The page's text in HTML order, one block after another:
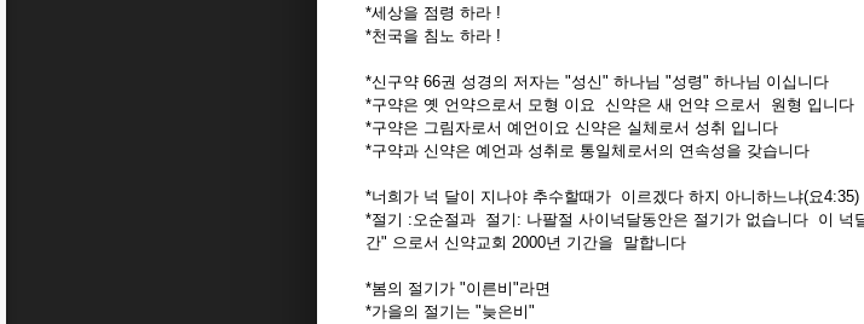
*세상을 점령 하라 !
*천국을 침노 하라 !
*신구약 66권 성경의 저자는 "성신" 하나님 "성령" 하나님 이십니다
*구약은 옛 언약으로서 모형 이요 신약은 새 언약 으로서 원형 입니다
*구약은 그림자로서 예언이요 신약은 실체로서 성취 입니다
*구약과 신약은 예언과 성취로 통일체로서의 연속성을 갖습니다
*너희가 넉 달이 지나야 추수할때가 이르겠다 하지 아니하느냐(요4:35)
*절기 :오순절과 절기: 나팔절 사이넉달동안은 절기가 없습니다 이 넉
간" 으로서 신약교회 2000년 기간을 말합니다
*봄의 절기가 "이른비"라면
*가을의 절기는 "늦은비"